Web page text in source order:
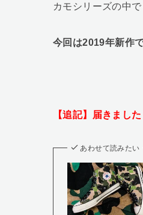
カモシリーズの中
今回は2019年新作
【追記】 届きました
あわせて読みたい